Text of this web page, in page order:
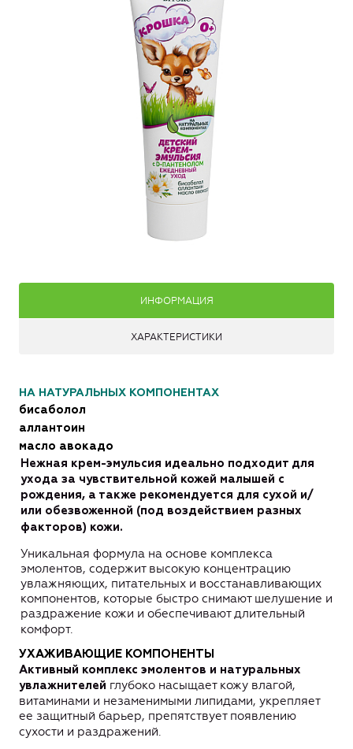
ИНФОРМАЦИЯ
ХАРАКТЕРИСТИКИ
НА НАТУРАЛЬНЫХ КОМПОНЕНТАХ
бисаболол
аллантоин
масло авокадо
Нежная крем-эмульсия идеально подходит для
ухода за чувствительной кожей малышей с
рождения, а также рекомендуется для сухой и/
или обезвоженной (под воздействием разных
факторов) кожи.
Уникальная формула на основе комплекса
эмолентов, содержит высокую концентрацию
увлажняющих, питательных и восстанавливающих
компонентов, которые быстро снимают шелушение и
раздражение кожи и обеспечивают длительный
комфорт.
УХАЖИВАЮЩИЕ КОМПОНЕНТЫ
Активный комплекс эмолентов и натуральных
увлажнителей глубоко насыщает кожу влагой,
витаминами и незаменимыми липидами, укрепляет
ее защитный барьер, препятствует появлению
сухости и раздражений.